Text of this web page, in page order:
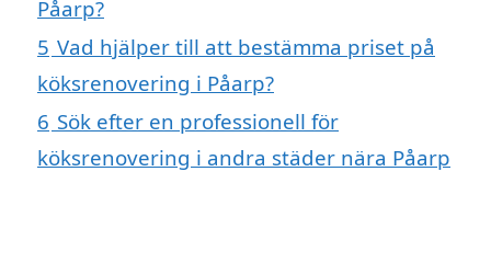
Påarp?
5 Vad hjälper till att bestämma priset på
köksrenovering i Påarp?
6 Sök efter en professionell för
köksrenovering i andra städer nära Påarp